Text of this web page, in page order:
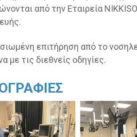
από την Εταιρεία
επιτήρηση από το
με τις διεθνείς οδηγίες.